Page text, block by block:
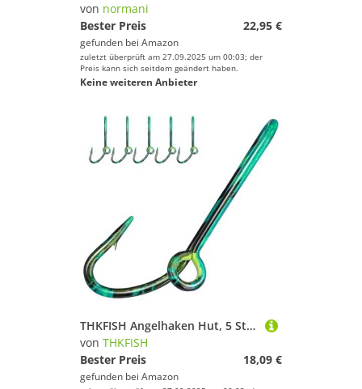
von normani
Bester Preis
22,95 €
gefunden bei Amazon
zuletzt überprüft am 27.09.2025 um 00:03; der
Preis kann sich seitdem geändert haben.
Keine weiteren Anbieter
THKFISH Angelhaken Hut, 5 Stück Pins für Angelhut, Haken, Clip, Goldfischhaken, Hutclip, Fischhaken für Hut, Krawattenklammern
von THKFISH
Bester Preis
18,09 €
gefunden bei Amazon